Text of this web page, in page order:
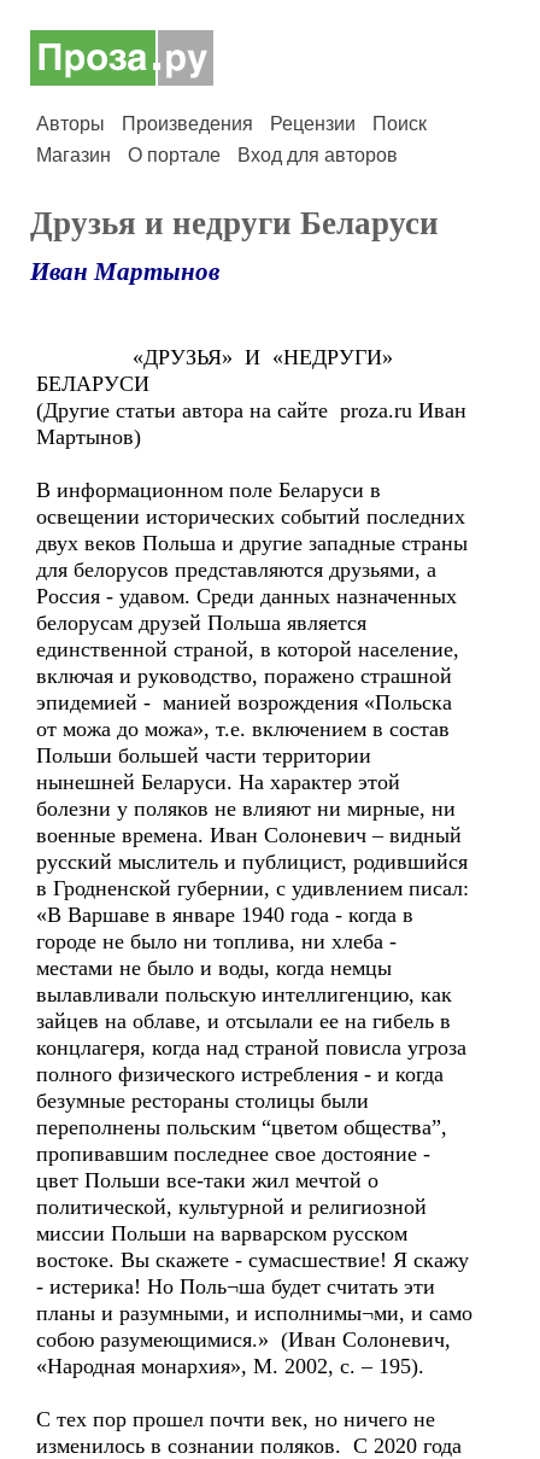
Авторы Произведения Рецензии
Поиск
Магазин
О портале Вход для авторов
Друзья и недруги Беларуси
Иван Мартынов
«ДРУЗЬЯ» И «НЕДРУГИ»
БЕЛАРУСИ
(Другие статьи автора на сайте proza.ru Иван
Мартынов)
В информационном поле Беларуси в
освещении исторических событий последних
двух веков Польша и другие западные страны
для белорусов представляются друзьями, а
Россия - удавом. Среди данных назначенных
белорусам друзей Польша является
единственной страной, в которой население,
включая и руководство, поражено страшной
эпидемией - манией возрождения «Польска
от можа до можа», т.е. включением в состав
Польши большей части территории
нынешней Беларуси. На характер этой
болезни у поляков не влияют ни мирные, ни
военные времена. Иван Солоневич – видный
русский мыслитель и публицист, родившийся
в Гродненской губернии, с удивлением писал:
«В Варшаве в январе 1940 года - когда в
городе не было ни топлива, ни хлеба -
местами не было и воды, когда немцы
вылавливали польскую интеллигенцию, как
зайцев на облаве, и отсылали ее на гибель в
концлагеря, когда над страной повисла угроза
полного физического истребления - и когда
безумные рестораны столицы были
переполнены польским “цветом общества”,
пропивавшим последнее свое достояние -
цвет Польши все-таки жил мечтой о
политической, культурной и религиозной
миссии Польши на варварском русском
востоке. Вы скажете - сумасшествие! Я скажу
- истерика! Но Поль¬ша будет считать эти
планы и разумными, и исполнимы¬ми, и само
собою разумеющимися.» (Иван Солоневич,
«Народная монархия», М. 2002, с. – 195).
С тех пор прошел почти век, но ничего не
изменилось в сознании поляков. С 2020 года